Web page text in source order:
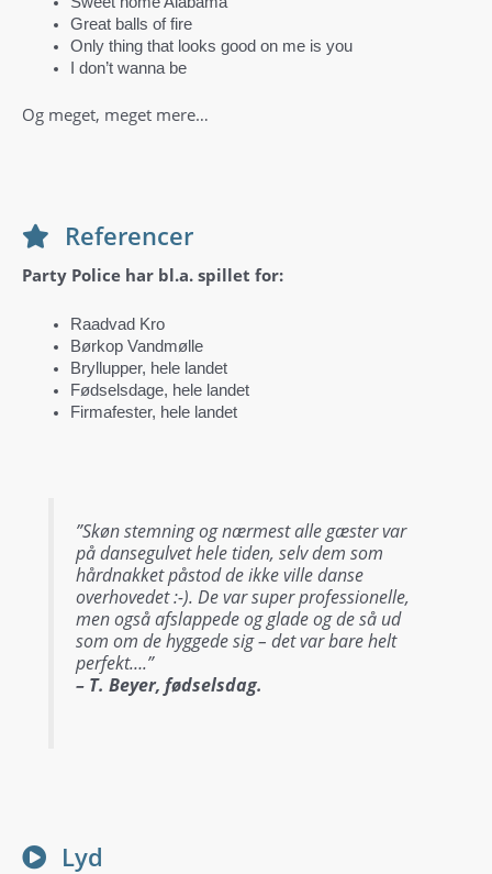
Great balls of fire
Only thing that looks good on me is you
I don’t wanna be
Og meget, meget mere…
Referencer
Party Police har bl.a. spillet for:
Raadvad Kro
Børkop Vandmølle
Bryllupper, hele landet
Fødselsdage, hele landet
Firmafester, hele landet
”Skøn stemning og nærmest alle gæster var
på dansegulvet hele tiden, selv dem som
hårdnakket påstod de ikke ville danse
overhovedet :-). De var super professionelle,
men også afslappede og glade og de så ud
som om de hyggede sig – det var bare helt
perfekt….”
– T. Beyer, fødselsdag.
Lyd